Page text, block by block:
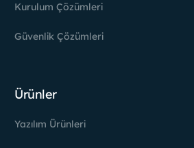
Kurulum Çözümleri
Güvenlik Çözümleri
Ürünler
Yazılım Ürünleri